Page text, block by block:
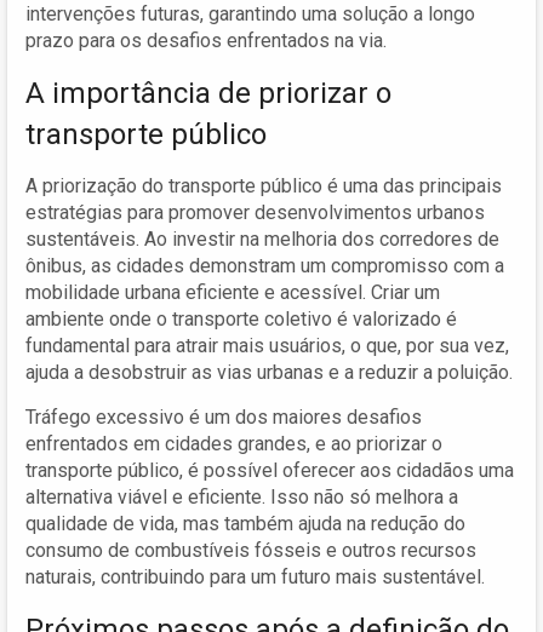
intervenções futuras, garantindo uma solução a longo
prazo para os desafios enfrentados na via.
A importância de priorizar o
transporte público
A priorização do transporte público é uma das principais
estratégias para promover desenvolvimentos urbanos
sustentáveis. Ao investir na melhoria dos corredores de
ônibus, as cidades demonstram um compromisso com a
mobilidade urbana eficiente e acessível. Criar um
ambiente onde o transporte coletivo é valorizado é
fundamental para atrair mais usuários, o que, por sua vez,
ajuda a desobstruir as vias urbanas e a reduzir a poluição.
Tráfego excessivo é um dos maiores desafios
enfrentados em cidades grandes, e ao priorizar o
transporte público, é possível oferecer aos cidadãos uma
alternativa viável e eficiente. Isso não só melhora a
qualidade de vida, mas também ajuda na redução do
consumo de combustíveis fósseis e outros recursos
naturais, contribuindo para um futuro mais sustentável.